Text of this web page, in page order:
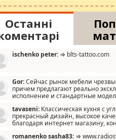
Останні
ischenko peter: ⇒ blts-tattoo.com
Gor:Сейчас рынок мебели
причем предлагают реально
исполнение и стандартные
мало походит на стандартные
и что главное - со
ненужных наворотов удорожающих
tavaseni: Классическая кухня с
прекрасный дизайн, высокое
благодаря интернет магазину,
romanenko sasha83: ⇒